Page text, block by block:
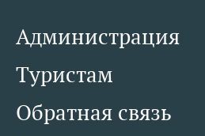
Администрация
Туристам
Обратная связь